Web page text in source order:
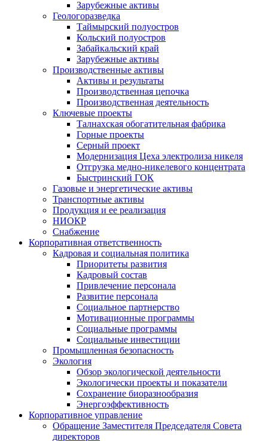
Зарубежные активы
Геологоразведка
Таймырский полуостров
Кольский полуостров
Забайкальский край
Зарубежные активы
Производственные активы
Активы и результаты
Производственная цепочка
Производственная деятельность
Ключевые проекты
Талнахская обогатительная фабрика
Горные проекты
Серный проект
Модернизация Цеха электролиза никеля
Отгрузка медно-никелевого концентрата
Быстринский ГОК
Газовые и энергетические активы
Транспортные активы
Продукция и ее реализация
НИОКР
Снабжение
Корпоративная ответственность
Кадровая и социальная политика
Приоритеты развития
Кадровый состав
Привлечение персонала
Развитие персонала
Социальное партнерство
Мотивационные программы
Социальные программы
Социальные инвестиции
Промышленная безопасность
Экология
Обзор экологической деятельности
Экологически проекты и показатели
Сохранение биоразнообразия
Энергоэффективность
Корпоративное управление
Обращение Заместителя Председателя Совета
директоров